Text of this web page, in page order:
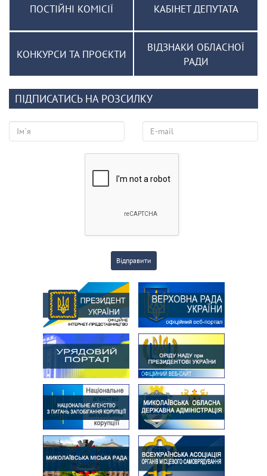
ПОСТІЙНІ КОМІСІЇ КАБІНЕТ ДЕПУТАТА
КОНКУРСИ ТА ПРОЄКТИ
ВІДЗНАКИ ОБЛАСНОЇ
РАДИ
ПІДПИСАТИСЬ НА РОЗСИЛКУ
Відправити